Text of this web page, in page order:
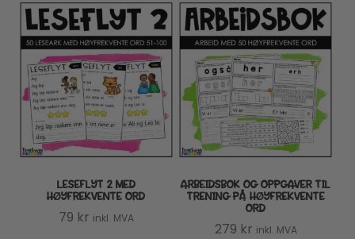
LESEFLYT 2 MED
HØYFREKVENTE ORD
79 kr inkl. MVA
ARBEIDSBOK OG OPPGAVER TIL
TRENING PÅ HØYFREKVENTE
ORD
279 kr inkl. MVA